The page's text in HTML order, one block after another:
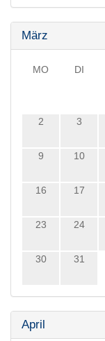
März
MO DI
2 3
9 10
16 17
23 24
30 31
April